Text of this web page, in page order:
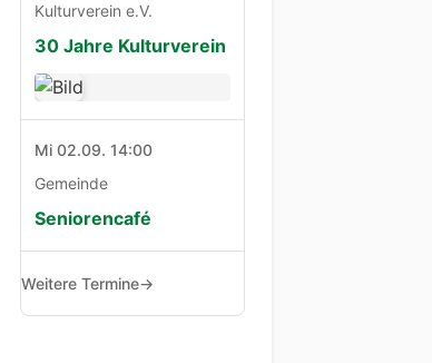
Kulturverein e.V.
30 Jahre Kulturverein
Mi 02.09. 14:00
Gemeinde
Seniorencafé
Weitere Termine→